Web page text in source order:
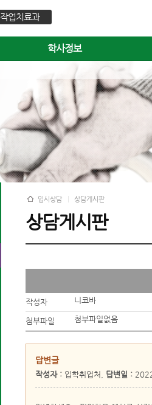
작업치료과
학사정보
입시상담 상담게시판
상담게시판
작성자 니코바
첨부파일 첨부파일없음
답변글
작성자 : 입학취업처, 답변일 :